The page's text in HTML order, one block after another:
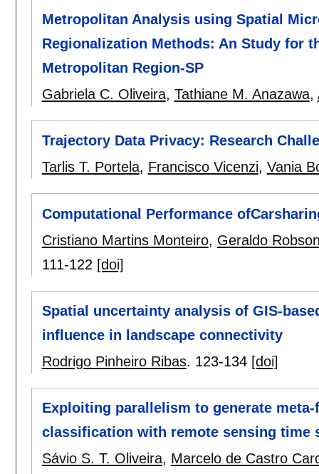
Metropolitan Analysis using Spatial
Regionalization Methods: An Study for
Metropolitan Region-SP
Gabriela C. Oliveira, Tathiane M. Anazawa,
Trajectory Data Privacy: Research
Tarlis T. Portela, Francisco Vicenzi, Vania
Computational Performance
Cristiano Martins Monteiro, Geraldo
111-122 [doi]
Spatial uncertainty analysis of GIS-
influence in landscape connectivity
Rodrigo Pinheiro Ribas. 123-134 [doi]
Exploiting parallelism to generate
classification with remote sensing time
Sávio S. T. Oliveira, Marcelo de Castro